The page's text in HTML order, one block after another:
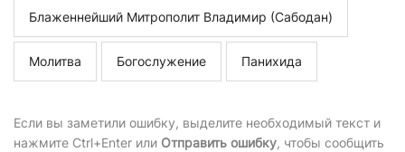
Блаженнейший Митрополит Владимир (Сабодан)
Молитва Богослужение Панихида
Если вы заметили ошибку, выделите необходимый текст и
нажмите Ctrl+Enter или Отправить ошибку, чтобы сообщить